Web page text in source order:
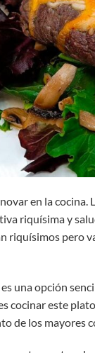
en la
riquísima y
riquísimos pero
una opción
cocinar este
de los mayores